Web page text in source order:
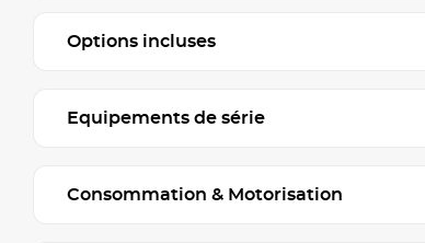
Options incluses
Equipements de série
Consommation & Motorisation